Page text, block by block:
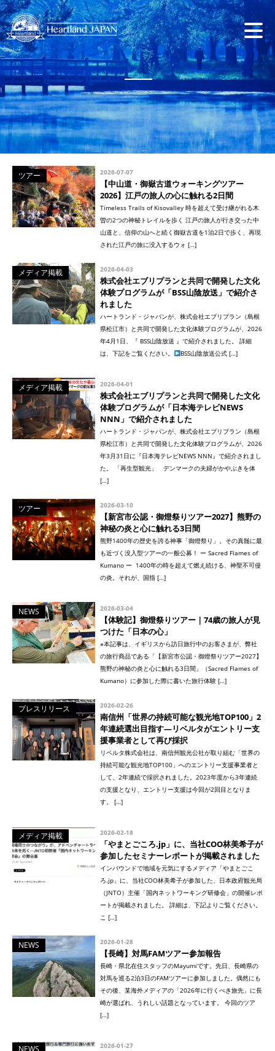
ツアー 2026-07-07
【中山道・御嶽古道ウォーキングツアー
2026】江戸の旅人の心に触れる2日間
Timeless Trails of Kisovalley 時を超えて受け継がれる木
曽の2つの神秘トレイルを歩く 江戸の旅人が行き交った中
山道と、信仰の山へと続く御嶽古道を1泊2日で歩く、再現
された江戸の旅に没入するウォ […]
メディア掲載 2026-04-03
株式会社エブリプランと共同で開発した文化
体験プログラムが「BSS山陰放送」で紹介さ
れました
ハートランド・ジャパンが、株式会社エブリプラン（島根
県松江市）と共同で開発した文化体験プログラムが、2026
年4月1日、『 BSS山陰放送 』で紹介されました。 詳細
は、下記をご覧ください。
BSS山陰放送公式 […]
メディア掲載 2026-04-01
株式会社エブリプランと共同で開発した文化
体験プログラムが「日本海テレビNEWS
NNN」で紹介されました
ハートランド・ジャパンが、株式会社エブリプラン（島根
県松江市）と共同で開発した文化体験プログラムが、2026
年3月31日に『日本海テレビNEWS NNN』で紹介されまし
た。 「再生型観光」 デンマークの夫婦がかやぶきを体
[…]
ツアー 2026-03-10
【新宮市公認・御燈祭りツアー2027】熊野の
神秘の炎と心に触れる3日間
熊野1400年の歴史を誇る神事「御燈祭り」。その真髄に最
も近づく没入型ツアーの一般公募！ ー Sacred Flames of
Kumano ー 1400年の時を超えて燃え続ける、神聖不可侵
の炎。それが、国指 […]
NEWS 2026-03-04
【体験記】御燈祭りツアー｜74歳の旅人が見
つけた「日本の心」
※本記事は、イギリスから訪日旅行中のお客さまが、弊社
の旅行商品である「【新宮市公認・御燈祭りツアー2027】
熊野の神秘の炎と心に触れる3日間」（Sacred Flames of
Kumano）に参加した際に書いた旅行体験 […]
プレスリリース 2026-02-26
南信州「世界の持続可能な観光地TOP100」2
年連続選出目指す—リベルタがエントリー支
援事業者として再び採択
リベルタ株式会社は、南信州観光公社が取り組む「世界の
持続可能な観光地TOP100」へのエントリー支援事業者と
して、2年連続で採択されました。2023年度から3年連続
の支援となり、エントリー支援は今回が2回目となりま
す。 […]
メディア掲載 2026-02-18
「やまとごころ.jp」に、当社COO林美希子が
参加したセミナーレポートが掲載されました
インバウンドで地域を元気にするメディア「やまとごこ
ろ.jp」に、当社COO林美希子が参加した、日本政府観光局
（JNTO）主催「国内ネットワーキング研修会」の開催レポ
ートが掲載されました。 詳細は、下記よりご覧ください。
こ […]
NEWS 2026-01-28
【長崎】対馬FAMツアー参加報告
長崎・県北在住スタッフのMayumiです。先日、長崎県の
対馬を巡る2泊3日のFAMツアーに参加しました。偶然にも
その後、某海外メディアの「2026年に行くべき旅先」に長
崎が選ばれ、うれしい話題となっています。 今回のツア
[…]
NEWS 2026-01-27